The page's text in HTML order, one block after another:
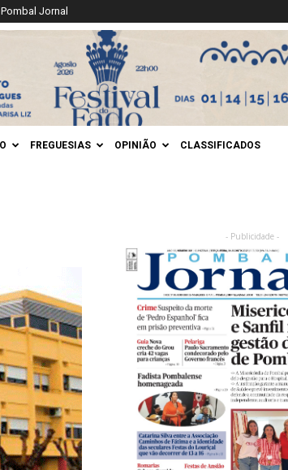
Jornal
FREGUESIAS OPINIÃO CLASSIFICADOS
- Publicidade -